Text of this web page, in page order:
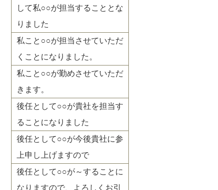
して私○○が担当することとな
りました
私こと○○が担当させていただ
くことになりました。
私こと○○が勤めさせていただ
きます。
後任として○○が貴社を担当す
ることになりました
後任として○○が今後貴社に参
上申し上げますので
後任として○○が～することに
なりますので、よろしくお引